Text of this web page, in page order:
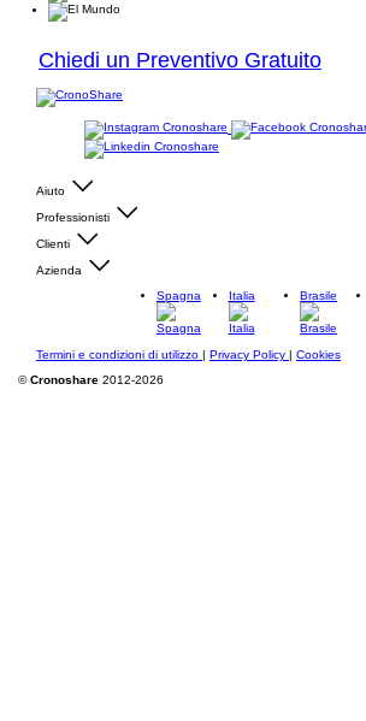
Chiedi un Preventivo Gratuito
Aiuto
Professionisti
Clienti
Azienda
Spagna
Italia Brasile
Termini e condizioni di utilizzo | Privacy Policy | Cookies
©Cronoshare 2012-2026